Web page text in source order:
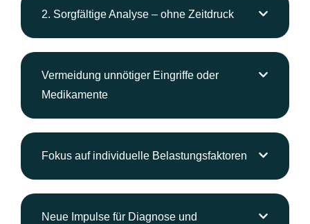
2. Sorgfältige Analyse – ohne Zeitdruck
Vermeidung unnötiger Eingriffe oder
Medikamente
Fokus auf individuelle Belastungsfaktoren
Neue Impulse für Diagnose und